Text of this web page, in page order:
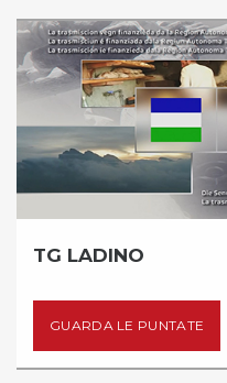
TG LADINO
GUARDA LE PUNTATE